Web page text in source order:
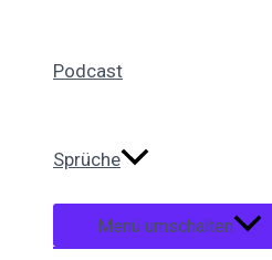
Podcast
Sprüche
Menü umschalten